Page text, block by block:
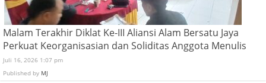
Malam Terakhir Diklat Ke-III Aliansi Alam Bersatu Jaya
Perkuat Keorganisasian dan Soliditas Anggota Menulis
Juli 16, 2026 1:07 pm
Published by MJ